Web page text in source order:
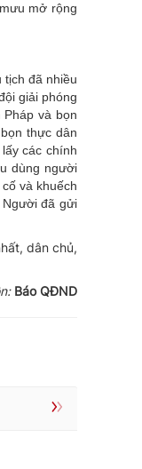
mở rộng
tịch đã nhiều
giải phóng
và bọn
thực dân
các chính
dùng người
và khuếch
đã gửi
dân chủ,
Báo QĐND